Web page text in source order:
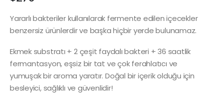
Yararlı bakteriler kullanılarak fermente edilen içecekler
benzersiz ürünlerdir ve başka hiçbir yerde bulunamaz.
Ekmek substratı + 2 çeşit faydalı bakteri + 36 saatlik
fermantasyon, eşsiz bir tat ve çok ferahlatıcı ve
yumuşak bir aroma yaratır. Doğal bir içerik olduğu için
besleyici, sağlıklı ve güvenlidir!